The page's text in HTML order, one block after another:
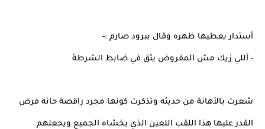
أستدار يعطيها ظهره وقال ببرود صارم :-
- آللي زيك مش المفروض يثق في ضابط الشرطة
شعرت بالأهانة من حديثه وتذكرت كونها مجرد راقصة حانة فرض
القدر عليها هذا اللقب اللعين الذي يخشاه الجميع ويجعلهم